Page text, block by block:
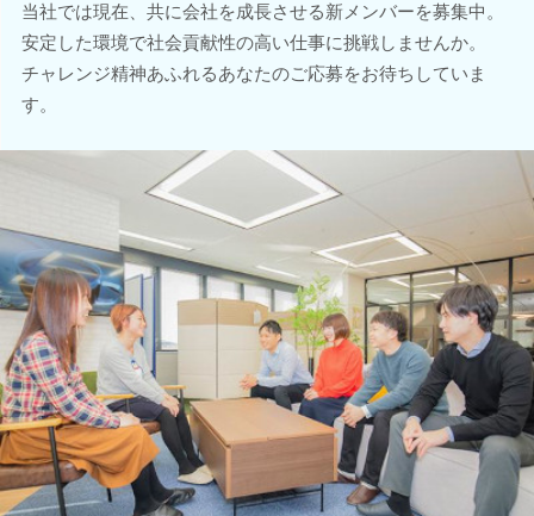
当社では現在、共に会社を成長させる新メンバーを募集中。
安定した環境で社会貢献性の高い仕事に挑戦しませんか。
チャレンジ精神あふれるあなたのご応募をお待ちしていま
す。